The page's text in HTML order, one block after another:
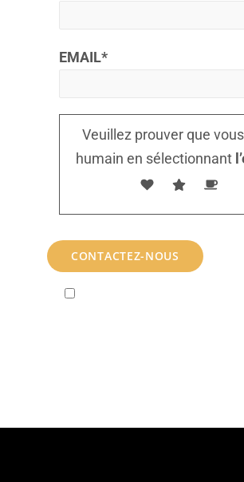
EMAIL*
Veuillez prouver que
humain en sélectionnant